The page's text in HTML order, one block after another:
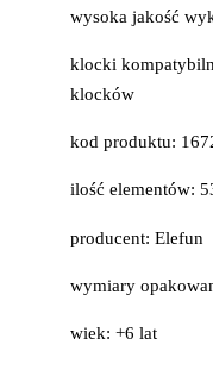
wysoka jakość
klocki
klocków
kod produktu:
ilość elementów:
producent: Elefun
wymiary
wiek: +6 lat